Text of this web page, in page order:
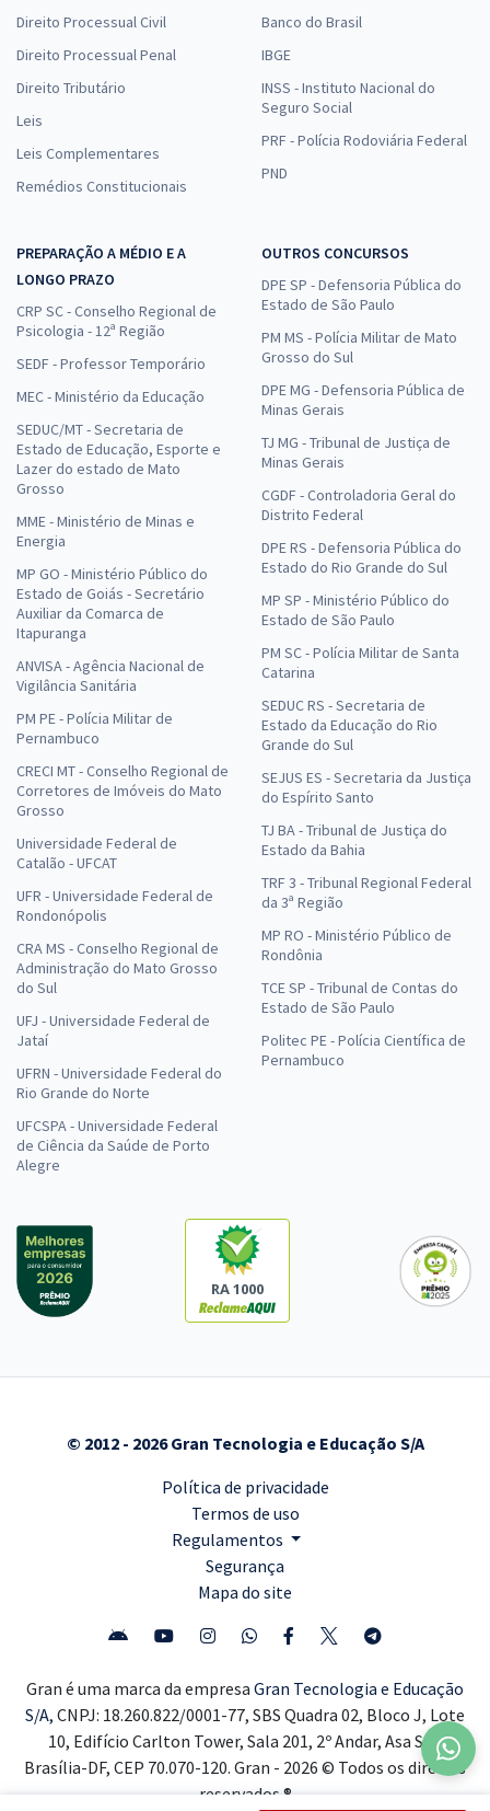
Direito Processual Civil
Direito Processual Penal
Direito Tributário
Leis
Leis Complementares
Remédios Constitucionais
Banco do Brasil
IBGE
INSS - Instituto Nacional do
Seguro Social
PRF - Polícia Rodoviária Federal
PND
PREPARAÇÃO A MÉDIO E A
LONGO PRAZO
CRP SC - Conselho Regional de
Psicologia - 12ª Região
SEDF - Professor Temporário
MEC - Ministério da Educação
SEDUC/MT - Secretaria de
Estado de Educação, Esporte e
Lazer do estado de Mato
Grosso
MME - Ministério de Minas e
Energia
MP GO - Ministério Público do
Estado de Goiás - Secretário
Auxiliar da Comarca de
Itapuranga
ANVISA - Agência Nacional de
Vigilância Sanitária
PM PE - Polícia Militar de
Pernambuco
CRECI MT - Conselho Regional de
Corretores de Imóveis do Mato
Grosso
Universidade Federal de
Catalão - UFCAT
UFR - Universidade Federal de
Rondonópolis
CRA MS - Conselho Regional de
Administração do Mato Grosso
do Sul
UFJ - Universidade Federal de
Jataí
UFRN - Universidade Federal do
Rio Grande do Norte
UFCSPA - Universidade Federal
de Ciência da Saúde de Porto
Alegre
OUTROS CONCURSOS
DPE SP - Defensoria Pública do
Estado de São Paulo
PM MS - Polícia Militar de Mato
Grosso do Sul
DPE MG - Defensoria Pública de
Minas Gerais
TJ MG - Tribunal de Justiça de
Minas Gerais
CGDF - Controladoria Geral do
Distrito Federal
DPE RS - Defensoria Pública do
Estado do Rio Grande do Sul
MP SP - Ministério Público do
Estado de São Paulo
PM SC - Polícia Militar de Santa
Catarina
SEDUC RS - Secretaria de
Estado da Educação do Rio
Grande do Sul
SEJUS ES - Secretaria da Justiça
do Espírito Santo
TJ BA - Tribunal de Justiça do
Estado da Bahia
TRF 3 - Tribunal Regional Federal
da 3ª Região
MP RO - Ministério Público de
Rondônia
TCE SP - Tribunal de Contas do
Estado de São Paulo
Politec PE - Polícia Científica de
Pernambuco
RA 1000
© 2012 - 2026 Gran Tecnologia e Educação S/A
Política de privacidade
Termos de uso
Regulamentos
Segurança
Mapa do site
Gran é uma marca da empresa Gran Tecnologia e Educação
S/A, CNPJ: 18.260.822/0001-77, SBS Quadra 02, Bloco J, Lote
10, Edifício Carlton Tower, Sala 201, 2º Andar, Asa Sul,
Brasília-DF, CEP 70.070-120. Gran - 2026 © Todos os direitos
reservados ®